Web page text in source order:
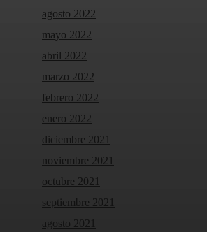
agosto 2022
mayo 2022
abril 2022
marzo 2022
febrero 2022
enero 2022
diciembre 2021
noviembre 2021
octubre 2021
septiembre 2021
agosto 2021